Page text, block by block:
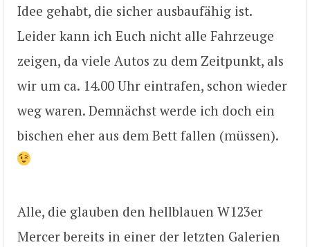
Idee gehabt, die sicher ausbaufähig ist.
Leider kann ich Euch nicht alle Fahrzeuge
zeigen, da viele Autos zu dem Zeitpunkt, als
wir um ca. 14.00 Uhr eintrafen, schon wieder
weg waren. Demnächst werde ich doch ein
bischen eher aus dem Bett fallen (müssen).
Alle, die glauben den hellblauen W123er
Mercer bereits in einer der letzten Galerien